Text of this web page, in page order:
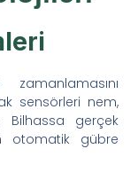
sensörleri nem,
Bilhassa gerçek
otomatik gübre